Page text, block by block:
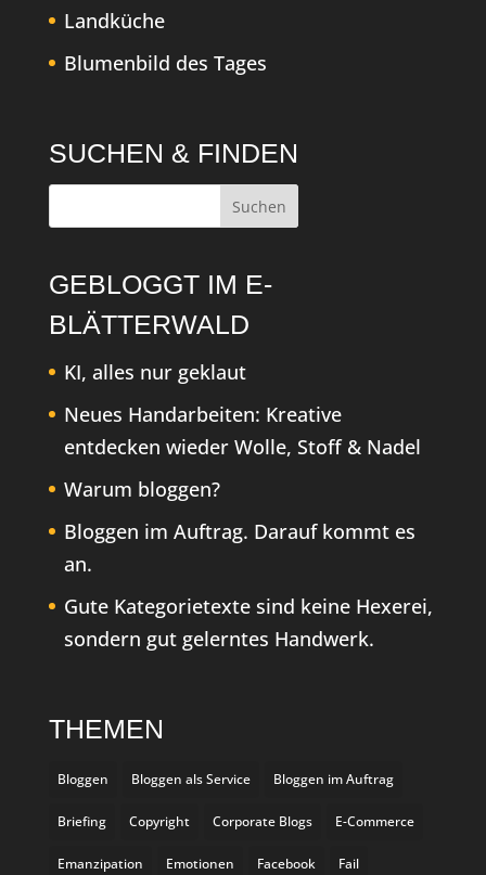
Landküche
Blumenbild des Tages
SUCHEN & FINDEN
GEBLOGGT IM E-
BLÄTTERWALD
KI, alles nur geklaut
Neues Handarbeiten: Kreative
entdecken wieder Wolle, Stoff & Nadel
Warum bloggen?
Bloggen im Auftrag. Darauf kommt es
an.
Gute Kategorietexte sind keine Hexerei,
sondern gut gelerntes Handwerk.
THEMEN
Bloggen Bloggen als Service Bloggen im Auftrag
Briefing Copyright Corporate Blogs E-Commerce
Emanzipation Emotionen Facebook Fail